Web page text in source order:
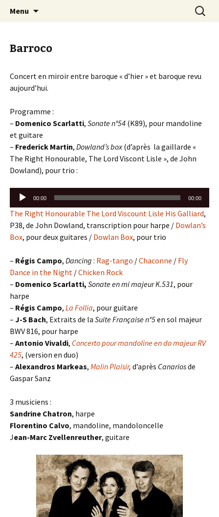
Trio Polycordes
Menu
Barroco
Concert en miroir entre baroque « d’hier » et baroque revu
aujourd’hui.
Programme :
– Domenico Scarlatti, Sonate n°54 (K89), pour mandoline
et guitare
– Frederick Martin, Dowland’s box(d’après la gaillarde «
The Right Honourable, The Lord Viscont Lisle », de John
Dowland), pour trio :
Lecteur
audio
00:00 00:00
The Right Honourable The Lord Viscount Lisle His Galliard,
P38, de John Dowland, transcription pour harpe / Dowlan’s
Box, pour deux guitares / Dowlan Box, pour trio
– Régis Campo, Dancing : Rag-tango /Chaconne / Fly
Dance in the Night /Chicken Rock
– Domenico Scarlatti, Sonate en mi majeur K.531, pour
harpe
– Régis Campo, La Follia, pour guitare
– J-S Bach, Extraits de la Suite Française n°5en sol majeur
BWV 816, pour harpe
– Antonio Vivaldi, Concerto pour mandoline en do majeur RV
425, (version en duo)
– Alexandros Markeas, Malin Plaisir, d’après Canariosde
Gaspar Sanz
3 musiciens :
Sandrine Chatron, harpe
Florentino Calvo, mandoline, mandoloncelle
Jean-Marc Zvellenreuther, guitare